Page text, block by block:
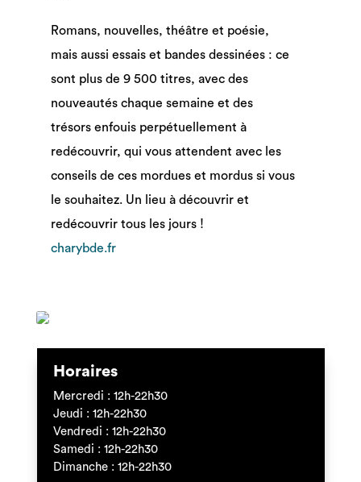
Romans, nouvelles, théâtre et poésie,
mais aussi essais et bandes dessinées : ce
sont plus de 9 500 titres, avec des
nouveautés chaque semaine et des
trésors enfouis perpétuellement à
redécouvrir, qui vous attendent avec les
conseils de ces mordues et mordus si vous
le souhaitez. Un lieu à découvrir et
redécouvrir tous les jours !
charybde.fr
Horaires
Mercredi : 12h-22h30
Jeudi : 12h-22h30
Vendredi : 12h-22h30
Samedi : 12h-22h30
Dimanche : 12h-22h30